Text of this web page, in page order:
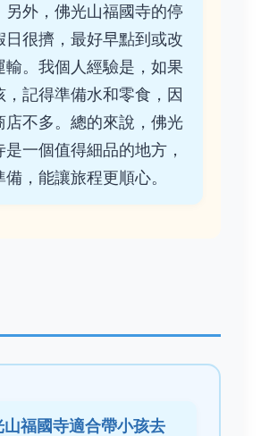
另外，佛光山福國寺的停
日很擠，最好早點到或改
輸。我個人經驗是，如果
，記得準備水和零食，因
店不多。總的來說，佛光
是一個值得細品的地方，
，能讓旅程更順心。
山福國寺適合帶小孩去